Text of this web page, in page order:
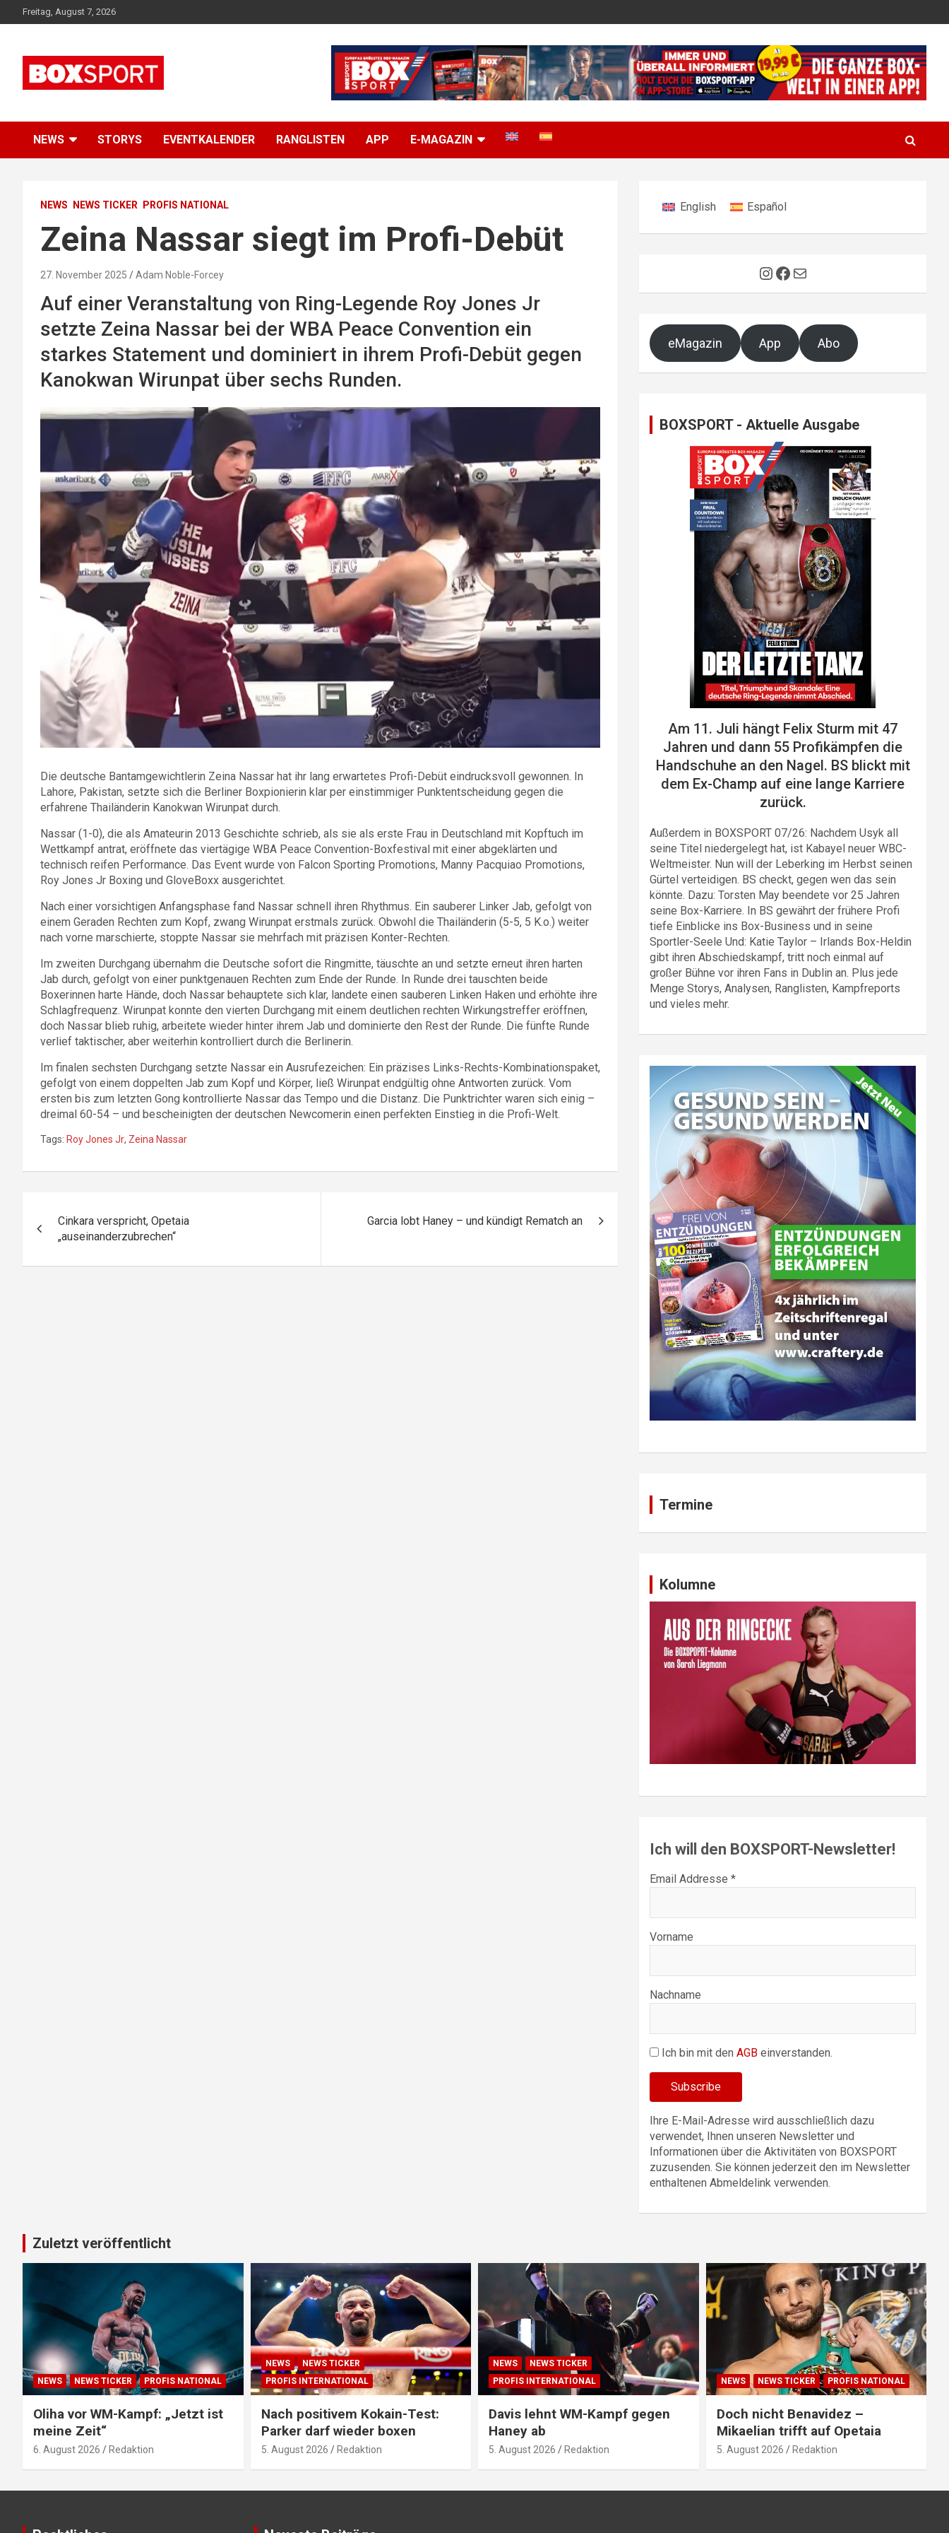
to
Freitag, August 7, 2026
NEWS STORYS EVENTKALENDER RANGLISTEN APP E-MAGAZIN
NEWS NEWS TICKER PROFIS NATIONAL
Zeina Nassar siegt im Profi-Debüt
27. November 2025 Adam Noble-Forcey
Auf einer Veranstaltung von Ring-Legende Roy Jones Jr
setzte Zeina Nassar bei der WBA Peace Convention ein
starkes Statement und dominiert in ihrem Profi-Debüt gegen
Kanokwan Wirunpat über sechs Runden.
Die deutsche Bantamgewichtlerin Zeina Nassar hat ihr lang erwartetes Profi-Debüt eindrucksvoll gewonnen. In
Lahore, Pakistan, setzte sich die Berliner Boxpionierin klar per einstimmiger Punktentscheidung gegen die
erfahrene Thailänderin Kanokwan Wirunpat durch.
Nassar (1-0), die als Amateurin 2013 Geschichte schrieb, als sie als erste Frau in Deutschland mit Kopftuch im
Wettkampf antrat, eröffnete das viertägige WBA Peace Convention-Boxfestival mit einer abgeklärten und
technisch reifen Performance. Das Event wurde von Falcon Sporting Promotions, Manny Pacquiao Promotions,
Roy Jones Jr Boxing und GloveBoxx ausgerichtet.
Nach einer vorsichtigen Anfangsphase fand Nassar schnell ihren Rhythmus. Ein sauberer Linker Jab, gefolgt von
einem Geraden Rechten zum Kopf, zwang Wirunpat erstmals zurück. Obwohl die Thailänderin (5-5, 5 K.o.) weiter
nach vorne marschierte, stoppte Nassar sie mehrfach mit präzisen Konter-Rechten.
Im zweiten Durchgang übernahm die Deutsche sofort die Ringmitte, täuschte an und setzte erneut ihren harten
Jab durch, gefolgt von einer punktgenauen Rechten zum Ende der Runde. In Runde drei tauschten beide
Boxerinnen harte Hände, doch Nassar behauptete sich klar, landete einen sauberen Linken Haken und erhöhte ihre
Schlagfrequenz. Wirunpat konnte den vierten Durchgang mit einem deutlichen rechten Wirkungstreffer eröffnen,
doch Nassar blieb ruhig, arbeitete wieder hinter ihrem Jab und dominierte den Rest der Runde. Die fünfte Runde
verlief taktischer, aber weiterhin kontrolliert durch die Berlinerin.
Im finalen sechsten Durchgang setzte Nassar ein Ausrufezeichen: Ein präzises Links-Rechts-Kombinationspaket,
gefolgt von einem doppelten Jab zum Kopf und Körper, ließ Wirunpat endgültig ohne Antworten zurück. Vom
ersten bis zum letzten Gong kontrollierte Nassar das Tempo und die Distanz. Die Punktrichter waren sich einig –
dreimal 60-54 – und bescheinigten der deutschen Newcomerin einen perfekten Einstieg in die Profi-Welt.
Tags: Roy Jones Jr, Zeina Nassar
Cinkara verspricht, Opetaia
„auseinanderzubrechen“
Garcia lobt Haney – und kündigt Rematch an
English Español
Instagram
Facebook
E-Mail
eMagazin App Abo
BOXSPORT - Aktuelle Ausgabe
Am 11. Juli hängt Felix Sturm mit 47
Jahren und dann 55 Profikämpfen die
Handschuhe an den Nagel. BS blickt mit
dem Ex-Champ auf eine lange Karriere
zurück.
Außerdem in BOXSPORT 07/26: Nachdem Usyk all
seine Titel niedergelegt hat, ist Kabayel neuer WBC-
Weltmeister. Nun will der Leberking im Herbst seinen
Gürtel verteidigen. BS checkt, gegen wen das sein
könnte. Dazu: Torsten May beendete vor 25 Jahren
seine Box-Karriere. In BS gewährt der frühere Profi
tiefe Einblicke ins Box-Business und in seine
Sportler-Seele Und: Katie Taylor – Irlands Box-Heldin
gibt ihren Abschiedskampf, tritt noch einmal auf
großer Bühne vor ihren Fans in Dublin an. Plus jede
Menge Storys, Analysen, Ranglisten, Kampfreports
und vieles mehr.
Termine
Kolumne
Ich will den BOXSPORT-Newsletter!
Email Addresse *
Vorname
Nachname
Ich bin mit denAGB einverstanden.
Ihre E-Mail-Adresse wird ausschließlich dazu
verwendet, Ihnen unseren Newsletter und
Informationen über die Aktivitäten von BOXSPORT
zuzusenden. Sie können jederzeit den im Newsletter
enthaltenen Abmeldelink verwenden.
Zuletzt veröffentlicht
NEWS NEWS TICKER PROFIS NATIONAL
Oliha vor WM-Kampf: „Jetzt ist
meine Zeit“
6. August 2026 Redaktion
NEWS
NEWS TICKER
PROFIS INTERNATIONAL
Nach positivem Kokain-Test:
Parker darf wieder boxen
5. August 2026 Redaktion
NEWS
NEWS TICKER
PROFIS INTERNATIONAL
Davis lehnt WM-Kampf gegen
Haney ab
5. August 2026 Redaktion
NEWS NEWS TICKER PROFIS NATIONAL
Doch nicht Benavidez –
Mikaelian trifft auf Opetaia
5. August 2026 Redaktion